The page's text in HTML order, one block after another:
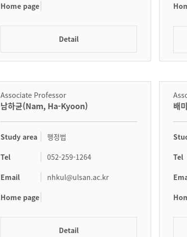
Home page
Detail
Associate Professor
남하균(Nam, Ha-Kyoon)
Study area 행정법
Tel 052-259-1264
Email nhkul@ulsan.ac.kr
Home page
Detail
배
Tel